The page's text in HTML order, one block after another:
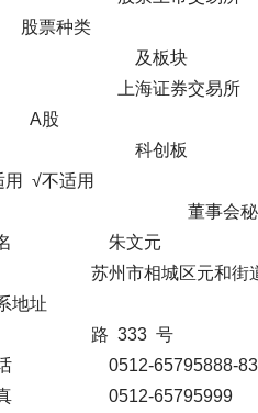
票种类 股票
板块
海证券交易所
股 上声电
创板
用 √不适用
事会秘
名 朱文
州市相城区元和街道
地址
333 号
话 0512-65795888-
真 0512-